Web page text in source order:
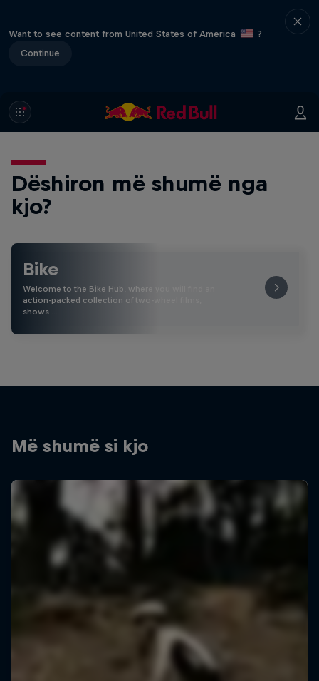
Want to see content from United States of America
?
Continue
Dëshiron më shumë nga
kjo?
Bike
Welcome to the Bike Hub, where you will find an
action-packed collection of two-wheel films,
shows …
Më shumë si kjo